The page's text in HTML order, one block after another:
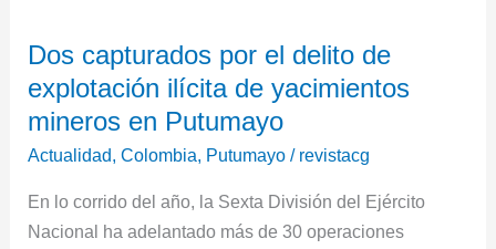
Dos capturados por el delito de
explotación ilícita de yacimientos
mineros en Putumayo
Actualidad,Colombia, Putumayo / revistacg
En lo corrido del año, la Sexta División del Ejército
Nacional ha adelantado más de 30 operaciones
capturados
por
el
delito
explotación
ilícita